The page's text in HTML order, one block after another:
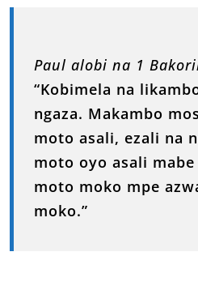
Paul alobi na 1
“Kobimela na
ngaza. Makambo
moto asali, ezali na
moto oyo asali
moto moko mpe
moko.”